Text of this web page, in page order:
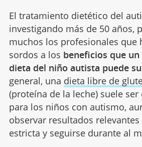
El tratamiento dietético del
investigando más de 50 años,
muchos los profesionales que
sordos a los beneficios que
dieta del niño autista puede
general, una dieta libre de
(proteína de la leche) suele ser
para los niños con autismo,
observar resultados
estricta y seguirse durante al